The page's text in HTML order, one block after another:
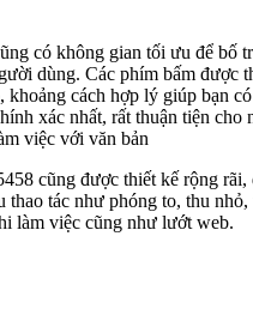
có không gian tối ưu để bố
dùng. Các phím bấm được
khoảng cách hợp lý giúp bạn
xác nhất, rất thuận tiện cho
việc với văn bản
cũng được thiết kế rộng rãi,
thao tác như phóng to, thu
làm việc cũng như lướt web.